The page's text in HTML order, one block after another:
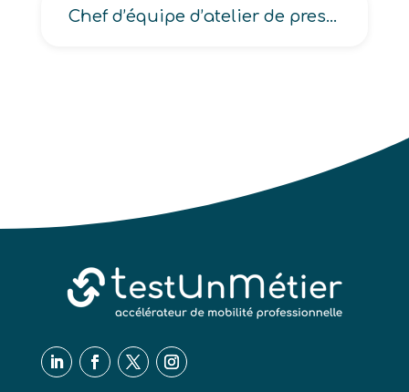
Chef d’équipe d’atelier de presse de panneaux de bois